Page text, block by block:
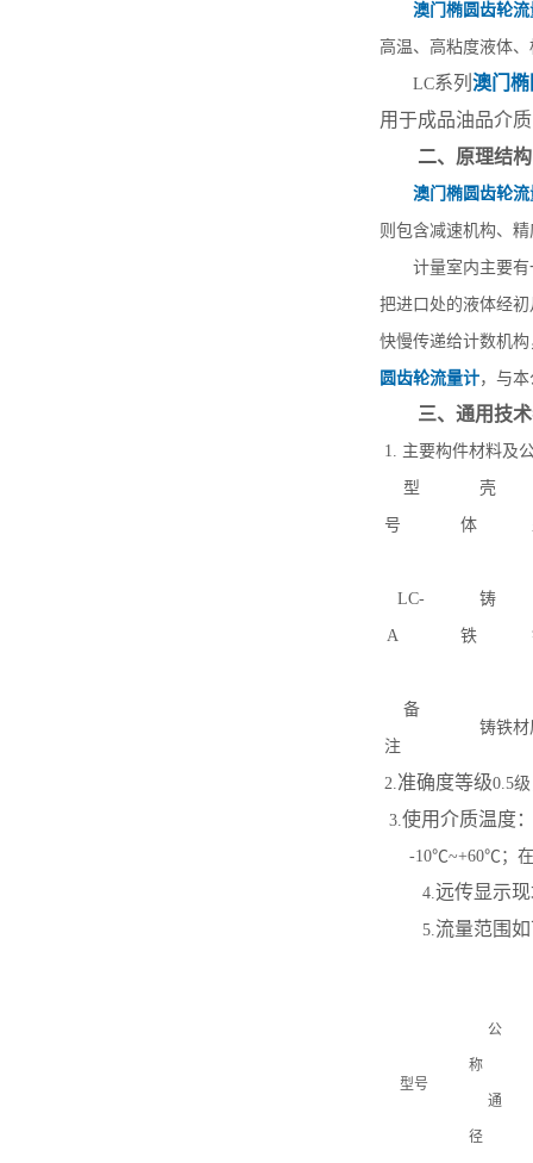
澳门椭圆齿轮流
高温、高粘度液体
LC系列 澳门
用于成品油品介
二、原理结构
澳门椭圆齿轮流
则包含减速机构、
计量室内主要
把进口处的液体经
快慢传递给计数机
圆齿轮流量计，与
三、通用技
1. 主要构件材料及
型
号
壳
体
LC-
A
铸
铁
备
注
铸铁
2.准确度等级0.5
3.使用介质温度
-10℃~+60℃；在
4.远传显示
5.流量范围
型号
公
称
通
径